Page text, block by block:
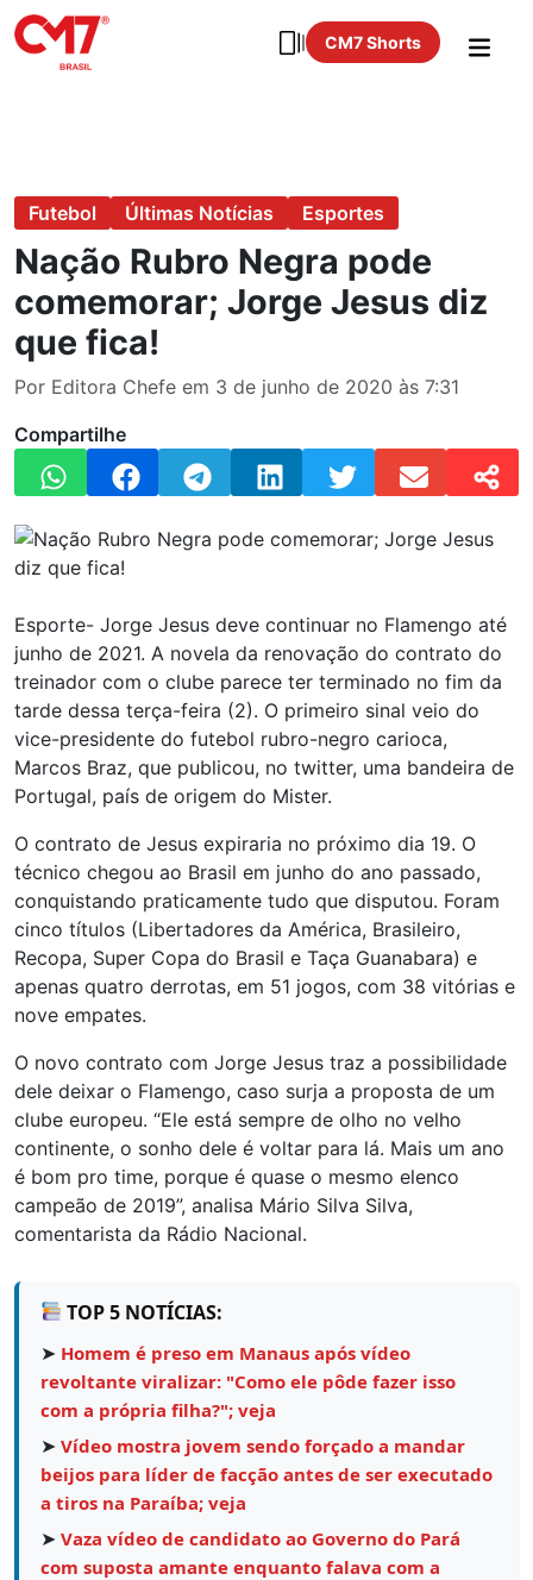
CM7 Shorts
Futebol Últimas Notícias Esportes
Nação Rubro Negra pode
comemorar; Jorge Jesus diz
que fica!
Por Editora Chefe em 3 de junho de 2020 às 7:31
Compartilhe
Esporte- Jorge Jesus deve continuar no Flamengo até
junho de 2021. A novela da renovação do contrato do
treinador com o clube parece ter terminado no fim da
tarde dessa terça-feira (2). O primeiro sinal veio do
vice-presidente do futebol rubro-negro carioca,
Marcos Braz, que publicou, no twitter, uma bandeira de
Portugal, país de origem do Mister.
O contrato de Jesus expiraria no próximo dia 19. O
técnico chegou ao Brasil em junho do ano passado,
conquistando praticamente tudo que disputou. Foram
cinco títulos (Libertadores da América, Brasileiro,
Recopa, Super Copa do Brasil e Taça Guanabara) e
apenas quatro derrotas, em 51 jogos, com 38 vitórias e
nove empates.
O novo contrato com Jorge Jesus traz a possibilidade
dele deixar o Flamengo, caso surja a proposta de um
clube europeu. “Ele está sempre de olho no velho
continente, o sonho dele é voltar para lá. Mais um ano
é bom pro time, porque é quase o mesmo elenco
campeão de 2019”, analisa Mário Silva Silva,
comentarista da Rádio Nacional.
TOP 5 NOTÍCIAS:
➤ Homem é preso em Manaus após vídeo
revoltante viralizar: "Como ele pôde fazer isso
com a própria filha?"; veja
➤ Vídeo mostra jovem sendo forçado a mandar
beijos para líder de facção antes de ser executado
a tiros na Paraíba; veja
➤ Vaza vídeo de candidato ao Governo do Pará
com suposta amante enquanto falava com a